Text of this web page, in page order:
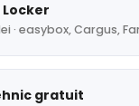
· easybox, Cargus,
gratuit